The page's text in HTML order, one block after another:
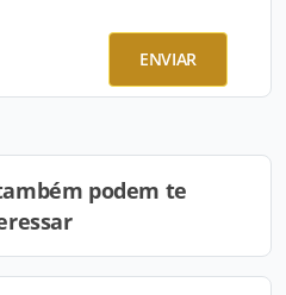
ENVIAR
podem te